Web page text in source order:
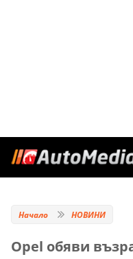
Начало НОВИНИ
Оpel обяви